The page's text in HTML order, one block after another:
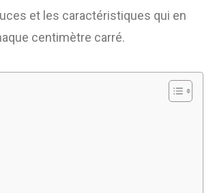
et les caractéristiques qui en
centimètre carré.